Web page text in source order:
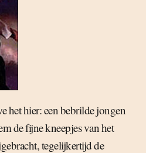
het hier: een bebrilde jongen
de fijne kneepjes van het
tegelijkertijd de